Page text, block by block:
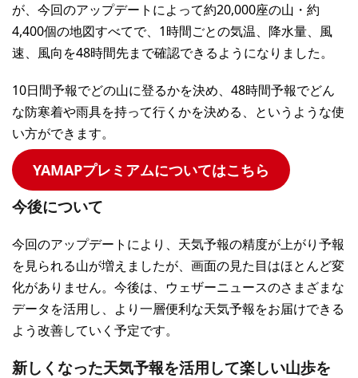
が、今回のアップデートによって約20,000座の山・約
4,400個の地図すべてで、1時間ごとの気温、降水量、風
速、風向を48時間先まで確認できるようになりました。
10日間予報でどの山に登るかを決め、48時間予報でどん
な防寒着や雨具を持って行くかを決める、というような使
い方ができます。
YAMAPプレミアムについてはこちら
今後について
今回のアップデートにより、天気予報の精度が上がり予報
を見られる山が増えましたが、画面の見た目はほとんど変
化がありません。今後は、ウェザーニュースのさまざまな
データを活用し、より一層便利な天気予報をお届けできる
よう改善していく予定です。
新しくなった天気予報を活用して楽しい山歩を